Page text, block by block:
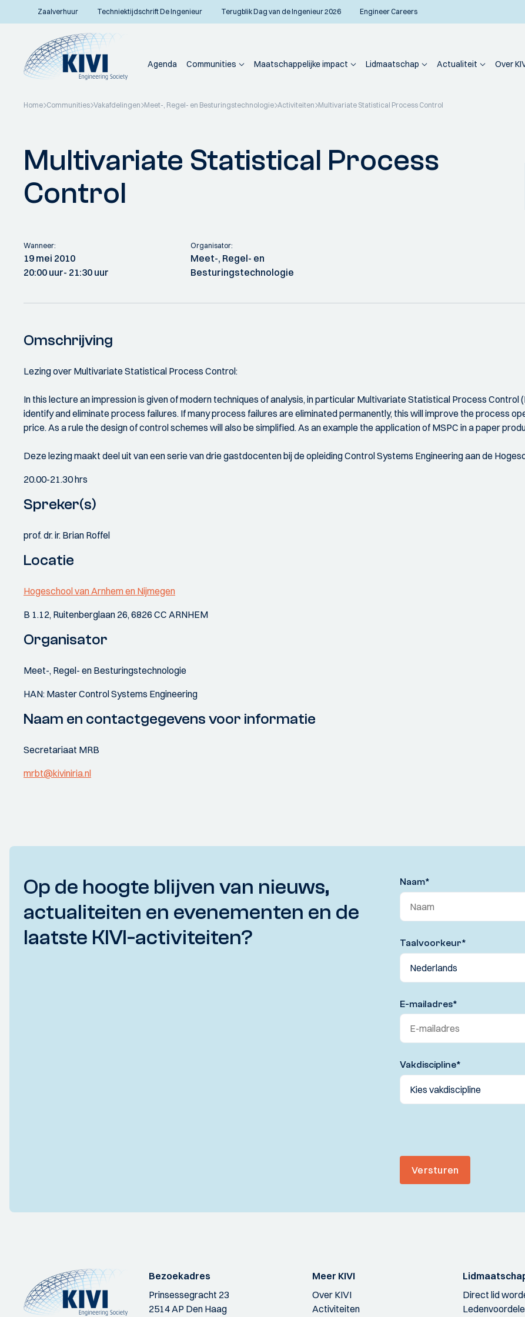
Zaalverhuur Techniektijdschrift De Ingenieur Terugblik Dag van de Ingenieur 2026 Engineer Careers
Agenda Communities Maatschappelijke impact Lidmaatschap Actualiteit Over
Home Communities Vakafdelingen Meet-, Regel- en Besturingstechnologie Activiteiten Multivariate Statistical Process Control
Multivariate Statistical Process
Control
Wanneer:
19 mei 2010
20:00 uur- 21:30 uur
Organisator:
Meet-, Regel- en
Besturingstechnologie
Omschrijving
Lezing over Multivariate Statistical Process Control:
In this lecture an impression is given of modern techniques of analysis, in particular Multivariate Statistical Process Control
identify and eliminate process failures. If many process failures are eliminated permanently, this will improve the process
price. As a rule the design of control schemes will also be simplified. As an example the application of MSPC in a paper
Deze lezing maakt deel uit van een serie van drie gastdocenten bij de opleiding Control Systems Engineering aan de
20.00-21.30 hrs
Spreker(s)
prof. dr. ir. Brian Roffel
Locatie
Hogeschool van Arnhem en Nijmegen
B 1.12, Ruitenberglaan 26, 6826 CC ARNHEM
Organisator
Meet-, Regel- en Besturingstechnologie
HAN: Master Control Systems Engineering
Naam en contactgegevens voor informatie
Secretariaat MRB
mrbt@kiviniria.nl
Op de hoogte blijven van nieuws,
actualiteiten en evenementen en de
laatste KIVI-activiteiten?
Naam*
Taalvoorkeur*
E-mailadres*
Vakdiscipline*
Versturen
Bezoekadres
Prinsessegracht 23
2514 AP Den Haag
Meer KIVI
Over KIVI
Activiteiten
Direct lid